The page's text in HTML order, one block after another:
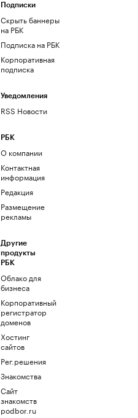
Подписки
Скрыть баннеры
на РБК
Подписка на РБК
Корпоративная
подписка
Уведомления
RSS Новости
РБК
О компании
Контактная
информация
Редакция
Размещение
рекламы
Другие
продукты
РБК
Облако для
бизнеса
Корпоративный
регистратор
доменов
Хостинг
сайтов
Рег.решения
Знакомства
Сайт
знакомств
podbor.ru